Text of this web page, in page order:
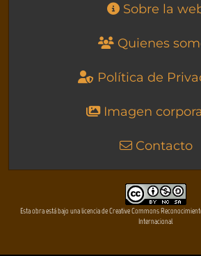
Sobre la
Quienes
Política de
Imagen
Contacto
Esta obra está bajo una licencia de Creative Commons
Internacional